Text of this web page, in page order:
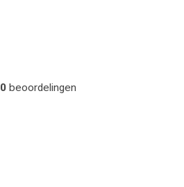
0 beoordelingen